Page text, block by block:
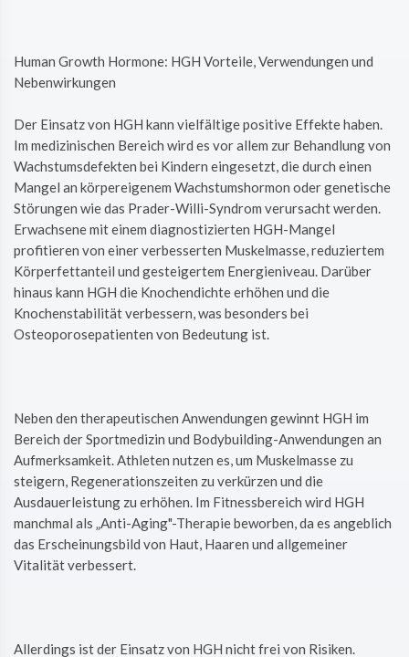
Human Growth Hormone: HGH Vorteile, Verwendungen und
Nebenwirkungen
Der Einsatz von HGH kann vielfältige positive Effekte haben.
Im medizinischen Bereich wird es vor allem zur Behandlung von
Wachstumsdefekten bei Kindern eingesetzt, die durch einen
Mangel an körpereigenem Wachstumshormon oder genetische
Störungen wie das Prader-Willi-Syndrom verursacht werden.
Erwachsene mit einem diagnostizierten HGH-Mangel
profitieren von einer verbesserten Muskelmasse, reduziertem
Körperfettanteil und gesteigertem Energieniveau. Darüber
hinaus kann HGH die Knochendichte erhöhen und die
Knochenstabilität verbessern, was besonders bei
Osteoporosepatienten von Bedeutung ist.
Neben den therapeutischen Anwendungen gewinnt HGH im
Bereich der Sportmedizin und Bodybuilding-Anwendungen an
Aufmerksamkeit. Athleten nutzen es, um Muskelmasse zu
steigern, Regenerationszeiten zu verkürzen und die
Ausdauerleistung zu erhöhen. Im Fitnessbereich wird HGH
manchmal als „Anti-Aging"-Therapie beworben, da es angeblich
das Erscheinungsbild von Haut, Haaren und allgemeiner
Vitalität verbessert.
Allerdings ist der Einsatz von HGH nicht frei von Risiken.